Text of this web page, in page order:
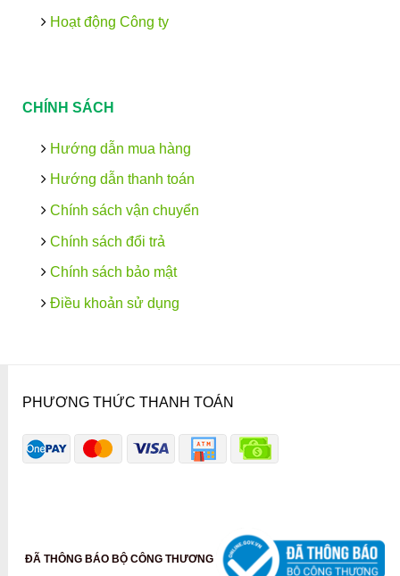
Hoạt động Công ty
CHÍNH SÁCH
Hướng dẫn mua hàng
Hướng dẫn thanh toán
Chính sách vận chuyển
Chính sách đổi trả
Chính sách bảo mật
Điều khoản sử dụng
PHƯƠNG THỨC THANH TOÁN
ĐÃ THÔNG BÁO BỘ CÔNG THƯƠNG